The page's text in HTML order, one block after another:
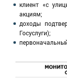
клиент «с
акциям;
доходы
Госуслуги);